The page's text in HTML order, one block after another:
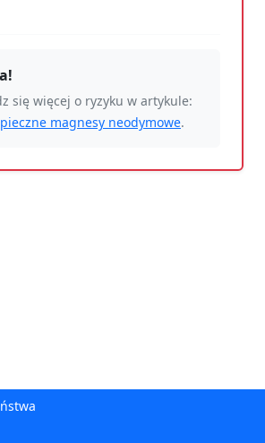
się więcej o ryzyku w artykule:
magnesy neodymowe.